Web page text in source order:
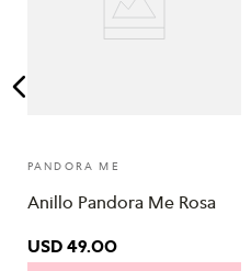
PANDORA ME
Anillo Pandora Me Rosa
USD 49.00